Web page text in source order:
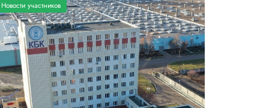
Новости участников